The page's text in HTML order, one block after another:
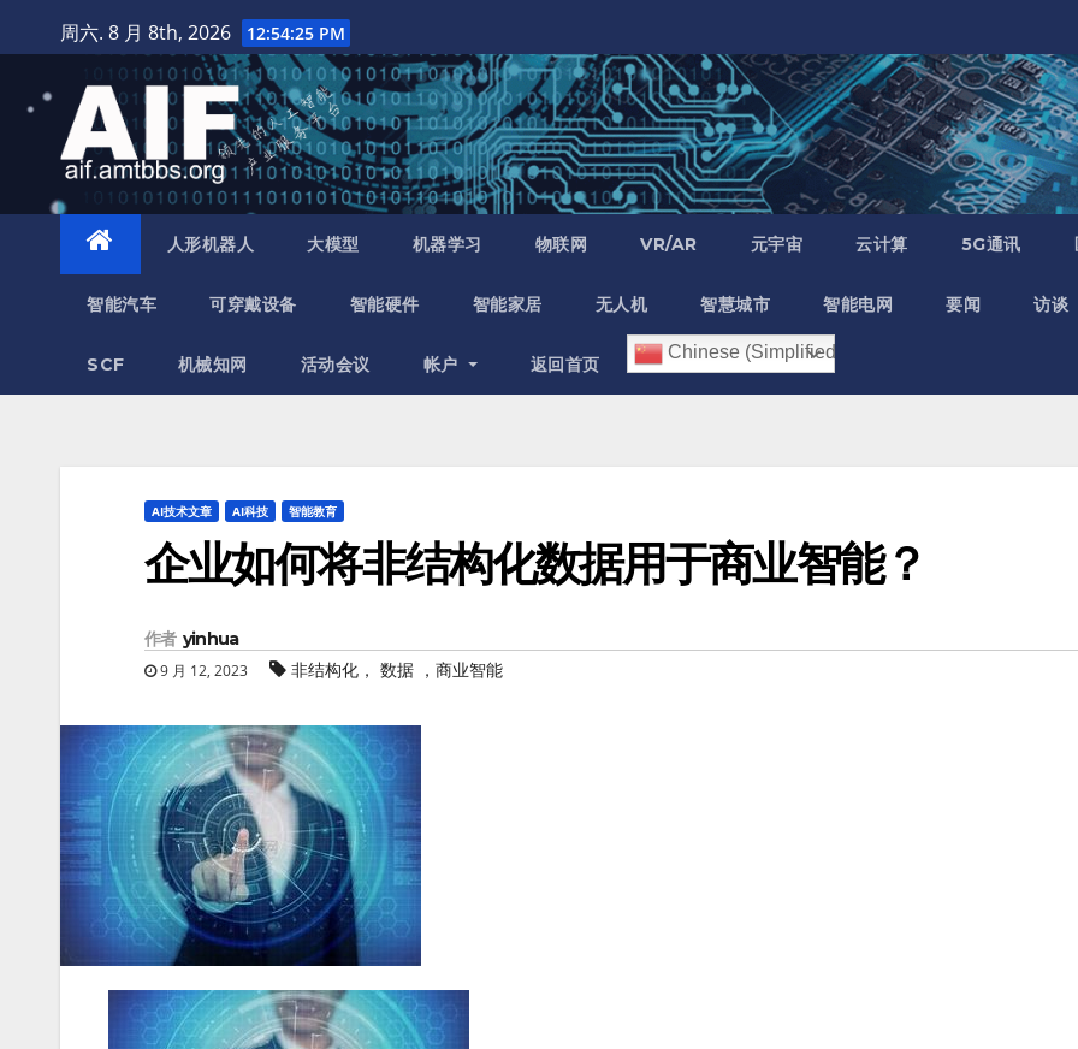
至
周六. 8 月 8th, 2026 12:54:26 PM
人形机器人 大模型 机器学习 物联网 VR/AR 元宇宙 云计算 5G通讯
智能汽车 可穿戴设备 智能硬件 智能家居 无人机 智慧城市 智能电网 要闻 访谈
SCF 机械知网 活动会议 帐户 返回首页
Chinese (Simplified)
AI技术文章 AI科技 智能教育
企业如何将非结构化数据用于商业智能？
作者 yinhua
9 月 12, 2023 非结构化， 数据 ，商业智能